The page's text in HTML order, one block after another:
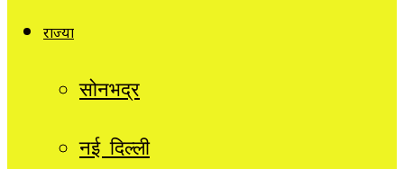
राज्यों
सोनभद्र
नई दिल्ली